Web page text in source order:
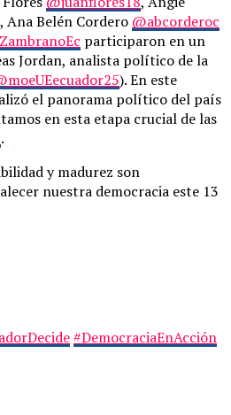
, Ana Belén Cordero @abcorderoc
participaron en un
Jordan, analista político de la
). En este
el panorama político del país
en esta etapa crucial de las
.
y madurez son
nuestra democracia este 13
#DemocraciaEnAcción